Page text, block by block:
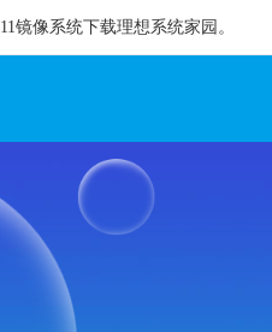
镜像系统下载理想系统家园。